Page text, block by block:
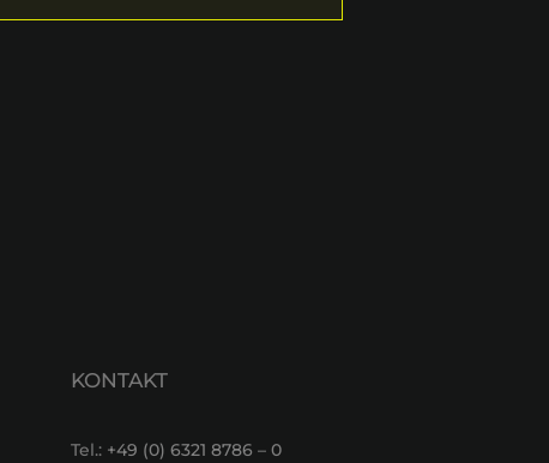
KONTAKT
Tel.: +49 (0) 6321 8786 – 0